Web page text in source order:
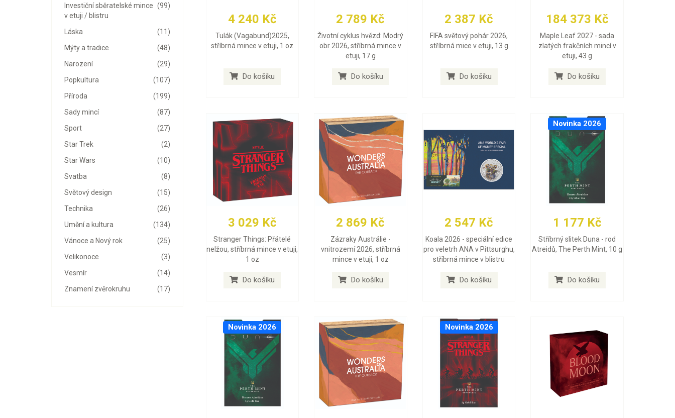
(99)
Investiční sběratelské mince
v etuji / blistru
(11)
Láska
(48)
Mýty a tradice
(29)
Narození
(107)
Popkultura
(199)
Příroda
(87)
Sady mincí
(27)
Sport
(2)
Star Trek
(10)
Star Wars
(8)
Svatba
(15)
Světový design
(26)
Technika
(134)
Umění a kultura
(25)
Vánoce a Nový rok
(3)
Velikonoce
(14)
Vesmír
(17)
Znamení zvěrokruhu
4 240 Kč
Tulák (Vagabund)2025,
stříbrná mince v etuji, 1 oz
Do košíku
2 789 Kč
Životní cyklus hvězd: Modrý
obr 2026, stříbrná mince v
etuji, 17 g
Do košíku
2 387 Kč
FIFA světový pohár 2026,
stříbrná mice v etuji, 13 g
Do košíku
184 373 Kč
Maple Leaf 2027 - sada
zlatých frakčních mincí v
etuji, 43 g
Do košíku
3 029 Kč
Stranger Things: Přátelé
nelžou, stříbrná mince v etuji,
1 oz
Do košíku
2 869 Kč
Zázraky Austrálie -
vnitrozemí 2026, stříbrná
mince v etuji, 1 oz
Do košíku
2 547 Kč
Koala 2026 - speciální edice
pro veletrh ANA v Pittsurghu,
stříbrná mince v blistru
Do košíku
Novinka 2026
1 177 Kč
Stříbrný slitek Duna - rod
Atreidů, The Perth Mint, 10 g
Do košíku
Novinka 2026 Novinka 2026